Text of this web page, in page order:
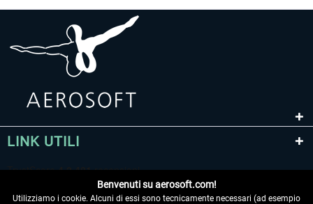
LINK UTILI
Benvenuti su aerosoft.com!
Utilizziamo i cookie. Alcuni di essi sono tecnicamente necessari (ad esempio